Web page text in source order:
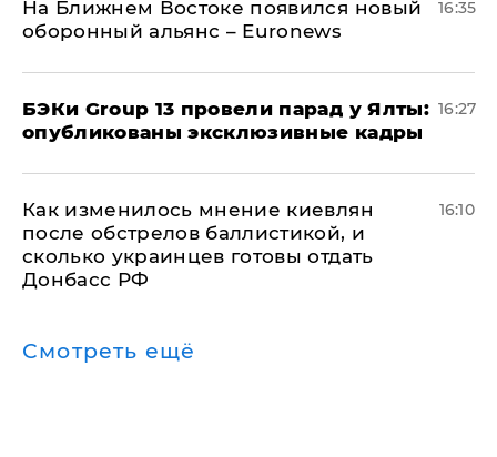
На Ближнем Востоке появился новый
оборонный альянс – Euronews
16:35
​БЭКи Group 13 провели парад у Ялты:
опубликованы эксклюзивные кадры
16:27
Как изменилось мнение киевлян
после обстрелов баллистикой, и
сколько украинцев готовы отдать
Донбасс РФ
16:10
Смотреть ещё